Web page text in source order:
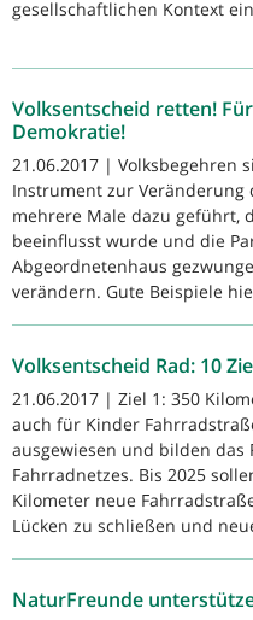
gesellschaftlichen Kontext
Volksentscheid retten!
Demokratie!
21.06.2017 | Volksbegehren
Instrument zur Veränderung
mehrere Male dazu geführt,
beeinflusst wurde und die
Abgeordnetenhaus
verändern. Gute Beispiele
Volksentscheid Rad: 10
21.06.2017 | Ziel 1: 350
auch für Kinder
ausgewiesen und bilden
Fahrradnetzes. Bis 2025
Kilometer neue
Lücken zu schließen und
NaturFreunde